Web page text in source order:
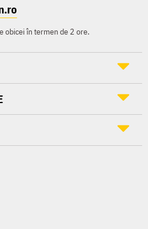
obicei în termen de 2 ore.